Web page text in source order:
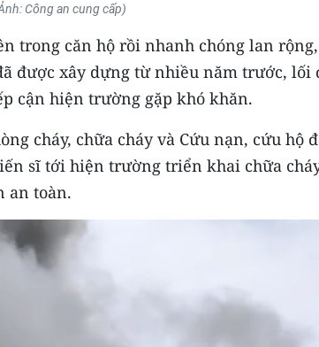
Công an cung cấp)
trong căn hộ rồi nhanh chóng lan
được xây dựng từ nhiều năm trước, lối
cận hiện trường gặp khó khăn.
cháy, chữa cháy và Cứu nạn, cứu hộ
sĩ tới hiện trường triển khai chữa
an toàn.